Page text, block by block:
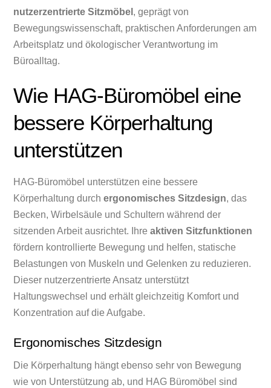
nutzerzentrierte Sitzmöbel , geprägt von
Bewegungswissenschaft, praktischen Anforderungen am
Arbeitsplatz und ökologischer Verantwortung im
Büroalltag.
Wie HAG-Büromöbel eine
bessere Körperhaltung
unterstützen
HAG-Büromöbel unterstützen eine bessere
Körperhaltung durchergonomisches Sitzdesign, das
Becken, Wirbelsäule und Schultern während der
sitzenden Arbeit ausrichtet. Ihreaktiven Sitzfunktionen
fördern kontrollierte Bewegung und helfen, statische
Belastungen von Muskeln und Gelenken zu reduzieren.
Dieser nutzerzentrierte Ansatz unterstützt
Haltungswechsel und erhält gleichzeitig Komfort und
Konzentration auf die Aufgabe.
Ergonomisches Sitzdesign
Die Körperhaltung hängt ebenso sehr von Bewegung
wie von Unterstützung ab, und HAG Büromöbel sind